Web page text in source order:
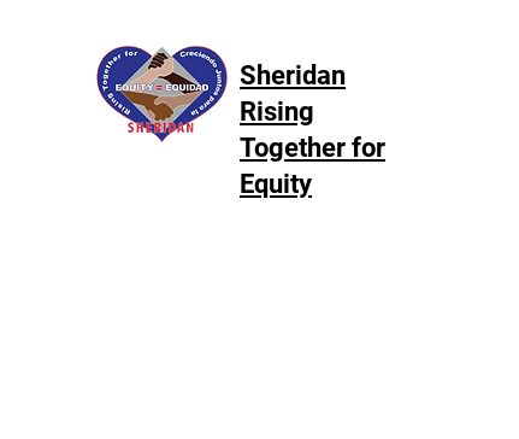
Sheridan
Rising
Together for
Equity